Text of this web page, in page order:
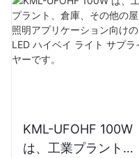
KML-UFOHF 100W
は、工業プラント、